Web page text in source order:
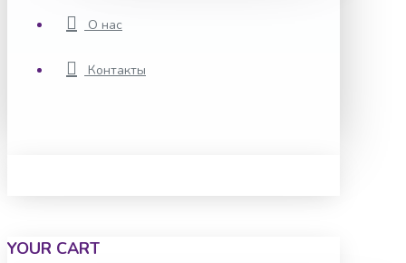
О нас
Контакты
YOUR CART